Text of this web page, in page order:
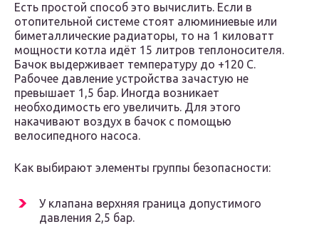
Есть простой способ это вычислить. Если в
отопительной системе стоят алюминиевые или
биметаллические радиаторы, то на 1 киловатт
мощности котла идёт 15 литров теплоносителя.
Бачок выдерживает температуру до +120 C.
Рабочее давление устройства зачастую не
превышает 1,5 бар. Иногда возникает
необходимость его увеличить. Для этого
накачивают воздух в бачок с помощью
велосипедного насоса.
Как выбирают элементы группы безопасности:
У клапана верхняя граница допустимого
давления 2,5 бар.